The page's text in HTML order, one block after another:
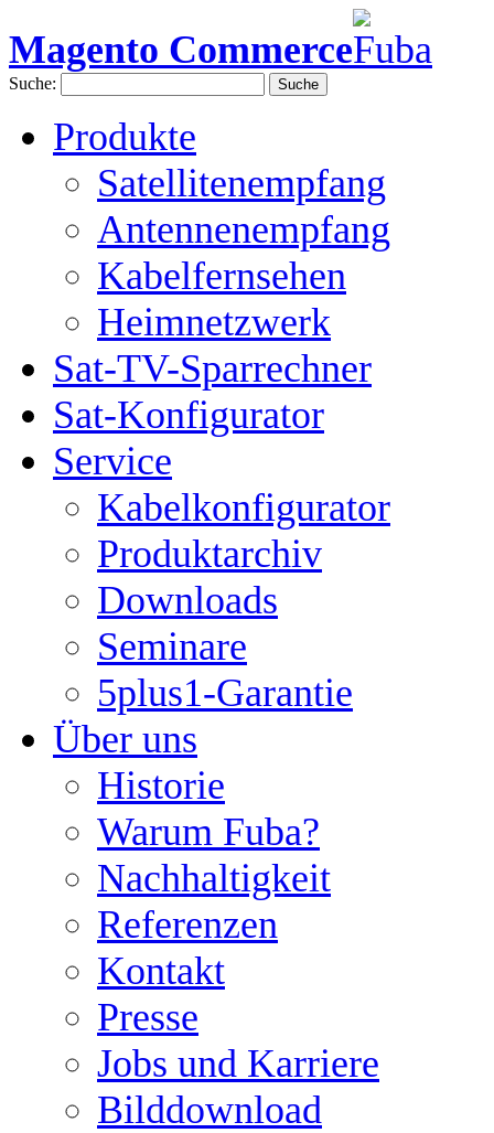
Magento Commerce
Suche: Suche
Produkte
Satellitenempfang
Antennenempfang
Kabelfernsehen
Heimnetzwerk
Sat-TV-Sparrechner
Sat-Konfigurator
Service
Kabelkonfigurator
Produktarchiv
Downloads
Seminare
5plus1-Garantie
Über uns
Historie
Warum Fuba?
Nachhaltigkeit
Referenzen
Kontakt
Presse
Jobs und Karriere
Bilddownload